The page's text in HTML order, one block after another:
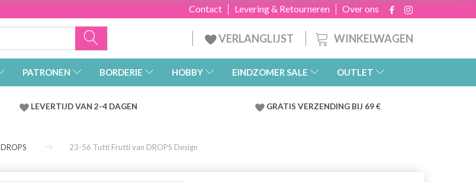
Over ons
Levering & Retourneren
Contact
WINKELWAGEN
VERLANGLIJST
PATRONEN BORDERIE HOBBY EINDZOMER SALE OUTLET
LEVERTIJD VAN 2-4 DAGEN GRATIS VERZENDING BIJ 69 €
DROPS 23-56 Tutti Frutti van DROPS Design